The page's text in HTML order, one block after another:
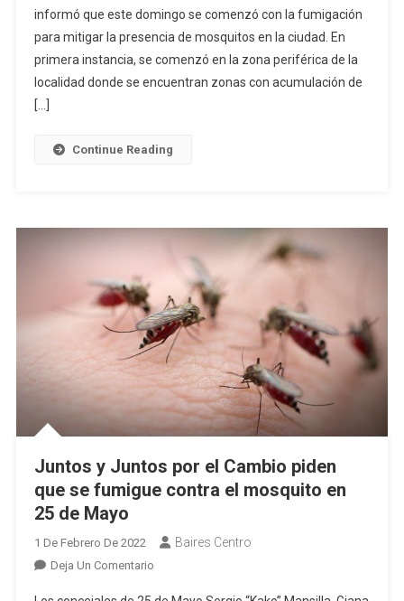
Comenzó
La
Fumigación
En
informó que este domingo se comenzó con la fumigación
para mitigar la presencia de mosquitos en la ciudad. En
primera instancia, se comenzó en la zona periférica de la
localidad donde se encuentran zonas con acumulación de
[…]
Continue Reading
Juntos y Juntos por el Cambio piden
que se fumigue contra el mosquito en
25 de Mayo
1 De Febrero De 2022 Baires Centro
Deja Un ComentarioEn